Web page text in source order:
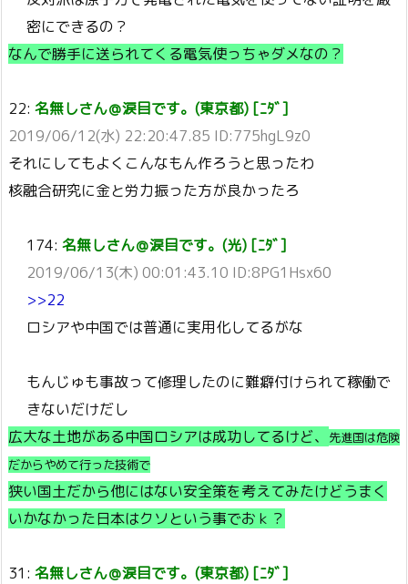
密にできるの？
なんで勝手に送られてくる電気使っちゃダメなの？
22: 名無しさん＠涙目です。(東京都) [ﾆﾀﾞ]
2019/06/12(水) 22:20:47.85 ID:775hgL9z0
それにしてもよくこんなもん作ろうと思ったわ
核融合研究に金と労力振った方が良かったろ
174: 名無しさん＠涙目です。(光) [ﾆﾀﾞ]
2019/06/13(木) 00:01:43.10 ID:8PG1Hsx60
>>22
ロシアや中国では普通に実用化してるがな
もんじゅも事故って修理したのに難癖付けられて稼働で
きないだけだし
広大な土地がある中国ロシアは成功してるけど、
先進国は危険
だからやめて行った技術で
狭い国土だから他にはない安全策を考えてみたけどうまく
いかなかった日本はクソという事でおｋ？
31: 名無しさん＠涙目です。(東京都) [ﾆﾀﾞ]